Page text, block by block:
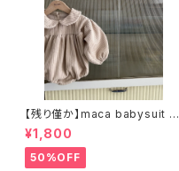
【残り僅か】maca babysuit (B
ABY) コーデュロイロンパース
¥1,800
50%OFF